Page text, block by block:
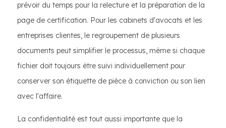
prévoir du temps pour la relecture et la préparation de la
page de certification. Pour les cabinets d'avocats et les
entreprises clientes, le regroupement de plusieurs
documents peut simplifier le processus, même si chaque
fichier doit toujours être suivi individuellement pour
conserver son étiquette de pièce à conviction ou son lien
avec l'affaire.
La confidentialité est tout aussi importante que la